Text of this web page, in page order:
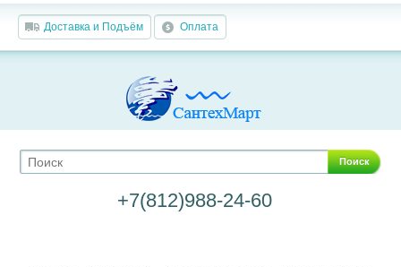
Доставка и Подъём Оплата
Поиск
+7(812)988-24-60